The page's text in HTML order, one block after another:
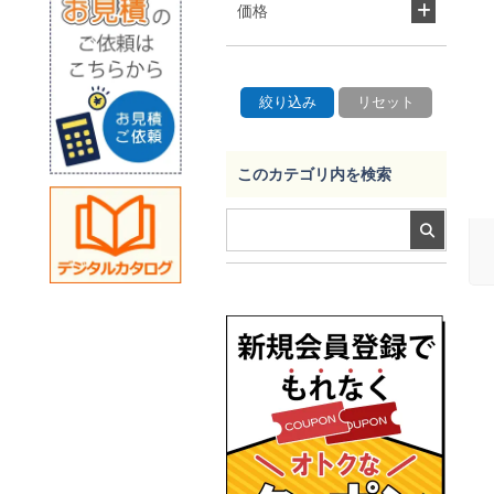
価格
このカテゴリ内を検索